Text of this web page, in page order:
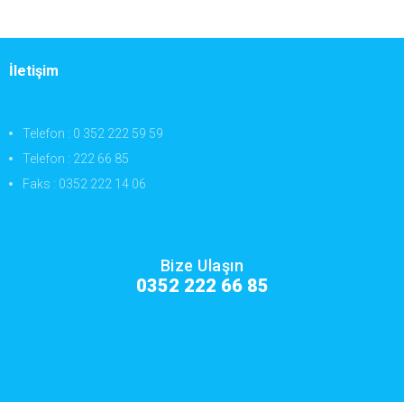
İletişim
Telefon : 0 352 222 59 59
Telefon : 222 66 85
Faks : 0352 222 14 06
Bize Ulaşın
0352 222 66 85